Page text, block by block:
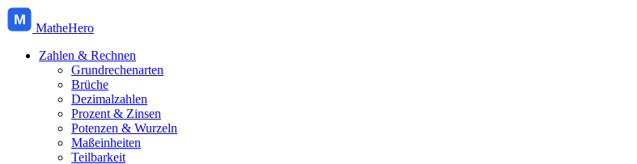
M
MatheHero
Zahlen & Rechnen
Grundrechenarten
Brüche
Dezimalzahlen
Prozent & Zinsen
Potenzen & Wurzeln
Maßeinheiten
Teilbarkeit